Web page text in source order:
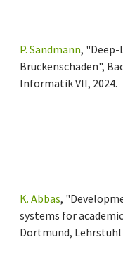
P. Sandmann,
Brückenschäden",
Informatik VII, 2024.
K. Abbas,
systems for
Dortmund,